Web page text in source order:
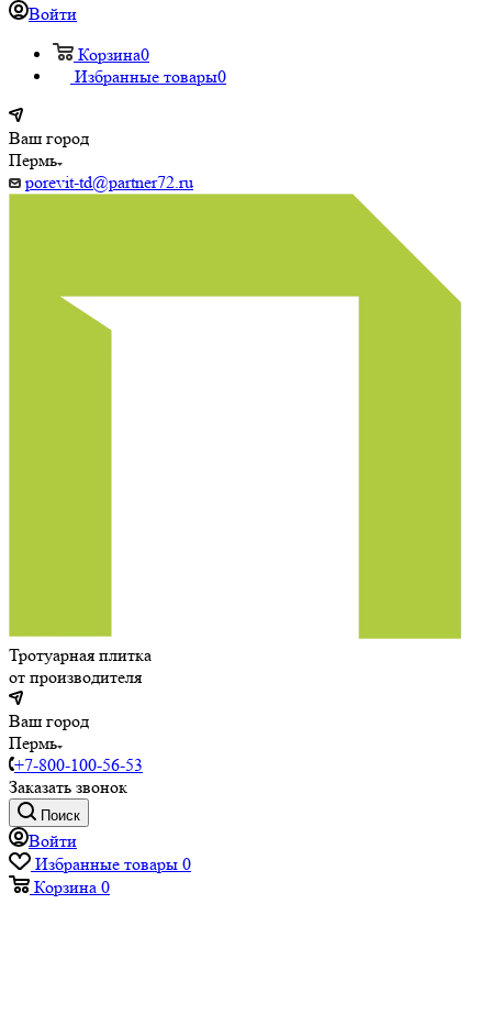
Войти
Корзина0
Избранные товары0
Ваш город
Пермь
porevit-td@partner72.ru
Тротуарная плитка
от производителя
Ваш город
Пермь
+7-800-100-56-53
Заказать звонок
Поиск
Войти
Избранные товары 0
Корзина 0